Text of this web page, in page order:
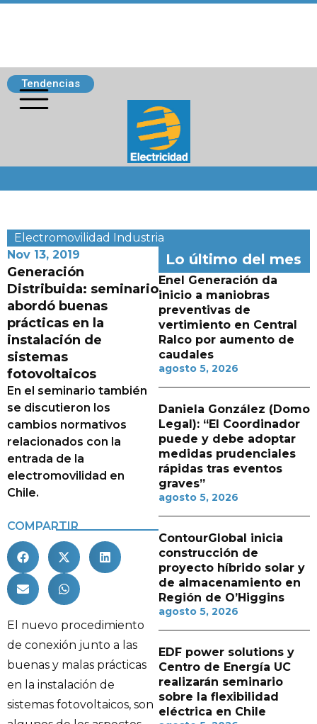
Tendencias
Electromovilidad Industria
Nov 13, 2019
Generación
Distribuida: seminario
abordó buenas
prácticas en la
instalación de
sistemas
fotovoltaicos
En el seminario también
se discutieron los
cambios normativos
relacionados con la
entrada de la
electromovilidad en
Chile.
COMPARTIR
El nuevo procedimiento
de conexión junto a las
buenas y malas prácticas
en la instalación de
sistemas fotovoltaicos, son
Lo último del mes
Enel Generación da
inicio a maniobras
preventivas de
vertimiento en Central
Ralco por aumento de
caudales
agosto 5, 2026
Daniela González (Domo
Legal): “El Coordinador
puede y debe adoptar
medidas prudenciales
rápidas tras eventos
graves”
agosto 5, 2026
ContourGlobal inicia
construcción de
proyecto híbrido solar y
de almacenamiento en
Región de O’Higgins
agosto 5, 2026
EDF power solutions y
Centro de Energía UC
realizarán seminario
sobre la flexibilidad
eléctrica en Chile